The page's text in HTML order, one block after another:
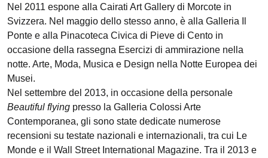
Nel 2011 espone alla Cairati Art Gallery di Morcote in
Svizzera. Nel maggio dello stesso anno, è alla Galleria Il
Ponte e alla Pinacoteca Civica di Pieve di Cento in
occasione della rassegna Esercizi di ammirazione nella
notte. Arte, Moda, Musica e Design nella Notte Europea dei
Musei.
Nel settembre del 2013, in occasione della personale
Beautiful flying presso la Galleria Colossi Arte
Contemporanea, gli sono state dedicate numerose
recensioni su testate nazionali e internazionali, tra cui Le
Monde e il Wall Street International Magazine. Tra il 2013 e